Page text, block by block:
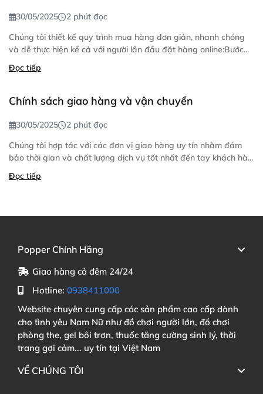
30/05/2025
2 phút đọc
Chúng tôi thiết kế quy trình mua hàng đơn giản, nhanh chóng
và dễ thực hiện kể cả với người lần đầu đặt hàng online:Bước...
Đọc tiếp
Chính sách giao hàng và vận chuyển
30/05/2025
2 phút đọc
Chúng tôi hợp tác với các đơn vị giao hàng uy tín nhằm đảm
bảo thời gian và chất lượng dịch vụ tốt nhất đến tay khách hà...
Đọc tiếp
Popper Chính Hãng
Giao hàng cả đêm 24/24
Hotline: 0938411000
Website chuyên cung cấp các sản phẩm cao cấp dành
cho tình yêu Nam Nữ như đồ chơi người lớn, đồ chơi
phòng the, gel bôi trơn, thuốc tăng cường sinh lý, thời
trang gợi cảm... uy tín tại Việt Nam
VỀ CHÚNG TÔI